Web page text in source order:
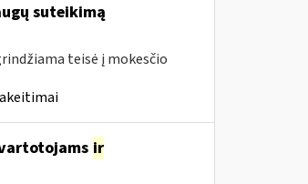
suteikimą
teisė į mokesčio
ir